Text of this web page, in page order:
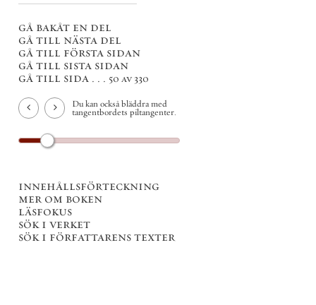
gå bakåt en del
gå till nästa del
gå till första sidan
gå till sista sidan
gå till sida . . . 50 av 330
Du kan också bläddra med
tangentbordets piltangenter.
innehållsförteckning
mer om boken
läsfokus
sök i verket
sök i författarens texter